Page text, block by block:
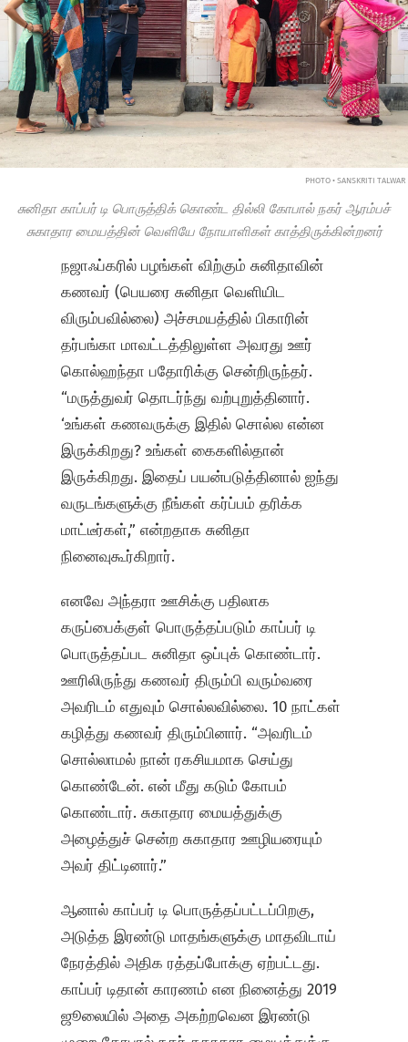
PHOTO • SANSKRITI TALWAR
சுனிதா காப்பர் டி பொருத்திக் கொண்ட தில்லி கோபால் நகர் ஆரம்பச்
சுகாதார மையத்தின் வெளியே நோயாளிகள் காத்திருக்கின்றனர்
நஜாஃப்கரில் பழங்கள் விற்கும் சுனிதாவின்
கணவர் (பெயரை சுனிதா வெளியிட
விரும்பவில்லை) அச்சமயத்தில் பிகாரின்
தர்பங்கா மாவட்டத்திலுள்ள அவரது ஊர்
கொல்ஹந்தா பதோரிக்கு சென்றிருந்தர்.
“மருத்துவர் தொடர்ந்து வற்புறுத்தினார்.
‘உங்கள் கணவருக்கு இதில் சொல்ல என்ன
இருக்கிறது? உங்கள் கைகளில்தான்
இருக்கிறது. இதைப் பயன்படுத்தினால் ஐந்து
வருடங்களுக்கு நீங்கள் கர்ப்பம் தரிக்க
மாட்டீர்கள்,” என்றதாக சுனிதா
நினைவுகூர்கிறார்.
எனவே அந்தரா ஊசிக்கு பதிலாக
கருப்பைக்குள் பொருத்தப்படும் காப்பர் டி
பொருத்தப்பட சுனிதா ஒப்புக் கொண்டார்.
ஊரிலிருந்து கணவர் திரும்பி வரும்வரை
அவரிடம் எதுவும் சொல்லவில்லை. 10 நாட்கள்
கழித்து கணவர் திரும்பினார். “அவரிடம்
சொல்லாமல் நான் ரகசியமாக செய்து
கொண்டேன். என் மீது கடும் கோபம்
கொண்டார். சுகாதார மையத்துக்கு
அழைத்துச் சென்ற சுகாதார ஊழியரையும்
அவர் திட்டினார்.”
ஆனால் காப்பர் டி பொருத்தப்பட்டப்பிறகு,
அடுத்த இரண்டு மாதங்களுக்கு மாதவிடாய்
நேரத்தில் அதிக ரத்தப்போக்கு ஏற்பட்டது.
காப்பர் டிதான் காரணம் என நினைத்து 2019
ஜூலையில் அதை அகற்றவென இரண்டு